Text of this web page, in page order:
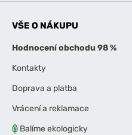
VŠE O NÁKUPU
Hodnocení obchodu 98 %
Kontakty
Doprava a platba
Vrácení a reklamace
Balíme ekologicky